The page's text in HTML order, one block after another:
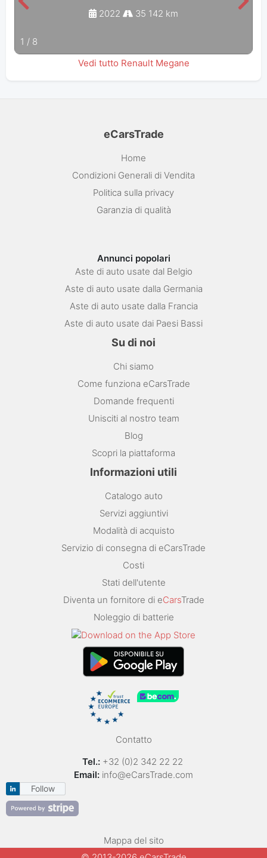
2022 35 142 km
1 / 8
Vedi tutto Renault Megane
eCarsTrade
Home
Condizioni Generali di Vendita
Politica sulla privacy
Garanzia di qualità
Annunci popolari
Aste di auto usate dal Belgio
Aste di auto usate dalla Germania
Aste di auto usate dalla Francia
Aste di auto usate dai Paesi Bassi
Su di noi
Chi siamo
Come funziona eCarsTrade
Domande frequenti
Unisciti al nostro team
Blog
Scopri la piattaforma
Informazioni utili
Catalogo auto
Servizi aggiuntivi
Modalità di acquisto
Servizio di consegna di eCarsTrade
Costi
Stati dell'utente
Diventa un fornitore di eCarsTrade
Noleggio di batterie
Contatto
Tel.: +32 (0)2 342 22 22
Email: info@eCarsTrade.com
Follow
Mappa del sito